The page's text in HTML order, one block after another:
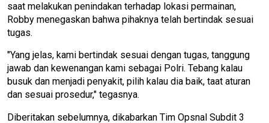
saat melakukan penindakan terhadap lokasi permainan,
Robby menegaskan bahwa pihaknya telah bertindak sesuai
tugas.
"Yang jelas, kami bertindak sesuai dengan tugas, tanggung
jawab dan kewenangan kami sebagai Polri. Tebang kalau
busuk dan menjadi penyakit, pilih kalau dia baik, taat aturan
dan sesuai prosedur," tegasnya.
Diberitakan sebelumnya, dikabarkan Tim Opsnal Subdit 3